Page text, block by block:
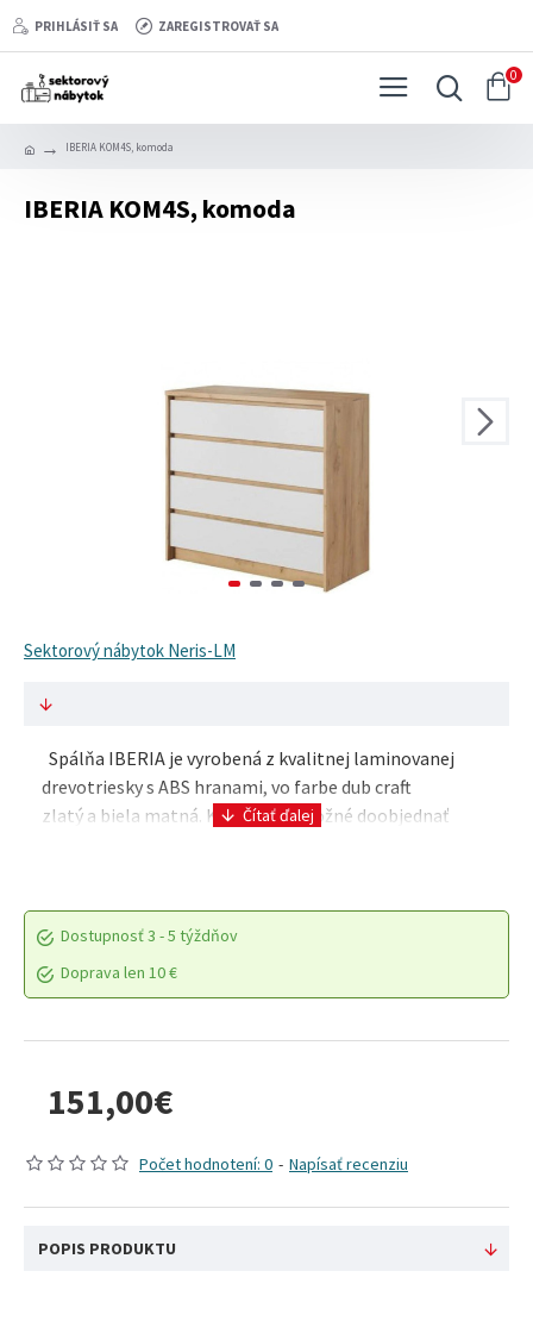
PRIHLÁSIŤ SA ZAREGISTROVAŤ SA
0
IBERIA KOM4S, komoda
IBERIA KOM4S, komoda
Sektorový nábytok Neris-LM
Spálňa IBERIA je vyrobená z kvalitnej laminovanej
drevotriesky s ABS hranami, vo farbe dub craft
zlatý a biela matná. Ku skrini je možné doobjednať
Dostupnosť3 - 5 týždňov
Doprava len 10 €
Počet hodnotení: 0 - Napísať recenziu
151,00€
POPIS PRODUKTU